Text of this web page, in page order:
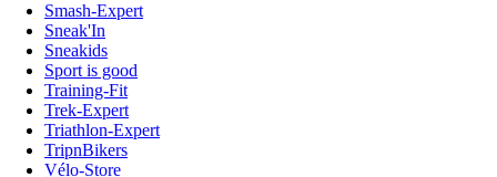
Smash-Expert
Sneak'In
Sneakids
Sport is good
Training-Fit
Trek-Expert
Triathlon-Expert
TripnBikers
Vélo-Store